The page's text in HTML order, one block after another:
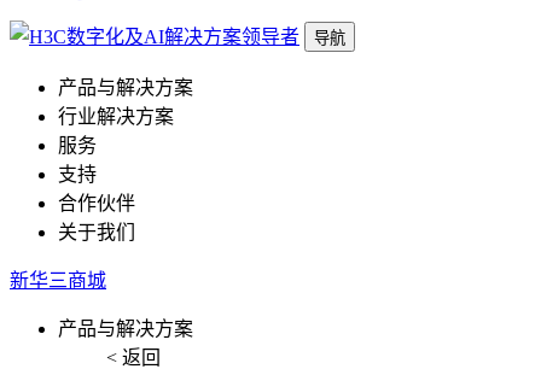
导航
产品与解决方案
行业解决方案
服务
支持
合作伙伴
关于我们
新华三商城
产品与解决方案
< 返回